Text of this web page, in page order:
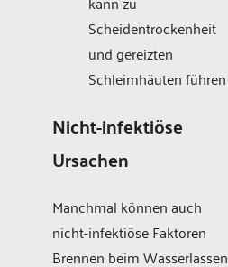
Scheidentrockenheit
und gereizten
Schleimhäuten führen
Nicht-infektiöse
Ursachen
Manchmal können auch
nicht-infektiöse Faktoren
Brennen beim Wasserlassen